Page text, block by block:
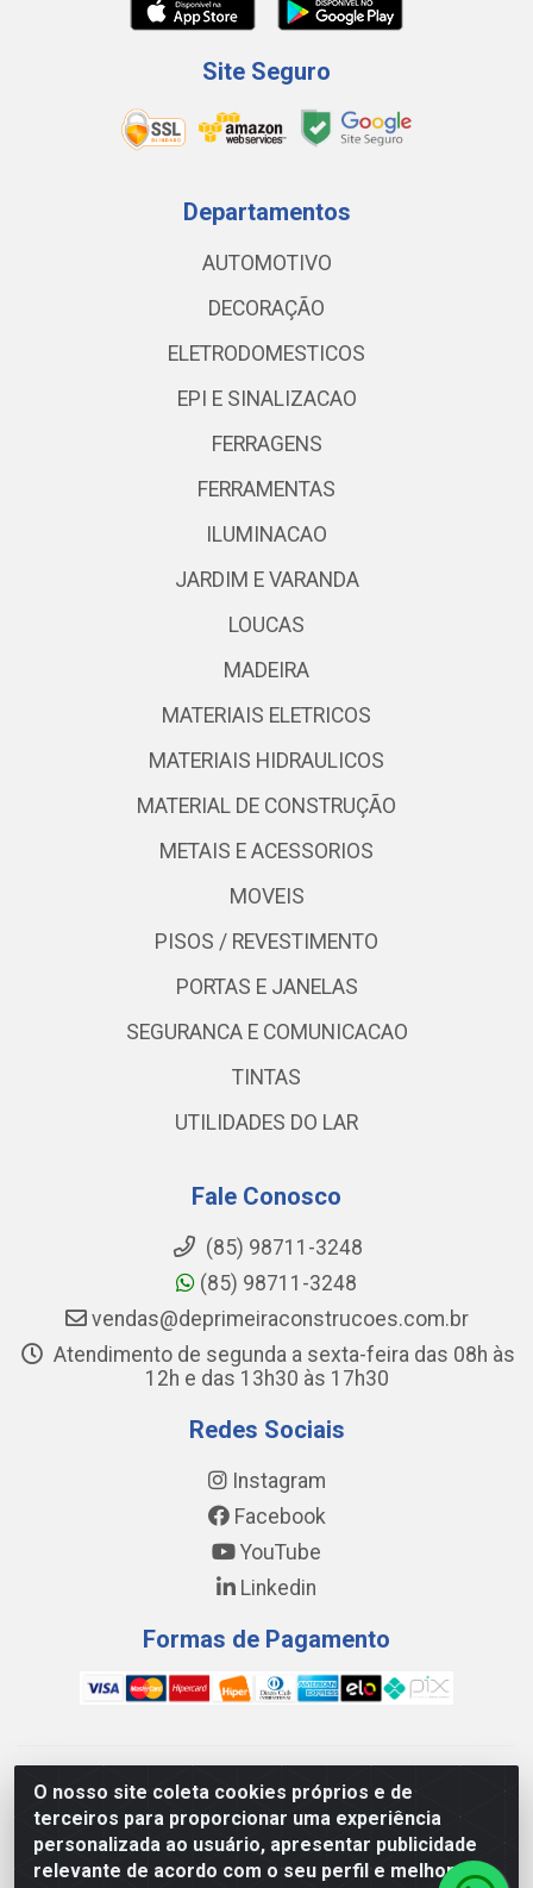
O nosso site coleta cookies próprios e de
terceiros para proporcionar uma experiência
personalizada ao usuário, apresentar publicidade
relevante de acordo com o seu perfil e melhorar a
Site Seguro
Departamentos
AUTOMOTIVO
DECORAÇÃO
ELETRODOMESTICOS
EPI E SINALIZACAO
FERRAGENS
FERRAMENTAS
ILUMINACAO
JARDIM E VARANDA
LOUCAS
MADEIRA
MATERIAIS ELETRICOS
MATERIAIS HIDRAULICOS
MATERIAL DE CONSTRUÇÃO
METAIS E ACESSORIOS
MOVEIS
PISOS / REVESTIMENTO
PORTAS E JANELAS
SEGURANCA E COMUNICACAO
TINTAS
UTILIDADES DO LAR
Fale Conosco
(85) 98711-3248
(85) 98711-3248
vendas@deprimeiraconstrucoes.com.br
Atendimento de segunda a sexta-feira das 08h às
12h e das 13h30 às 17h30
Redes Sociais
Instagram
Facebook
YouTube
Linkedin
Formas de Pagamento
WING DISTRIBUIDORA COMÉRCIO E LOGÍSTICA DE MATERIAL
DE CONSTRUÇÕES LTDA - AV. DA INTEGRAÇÃO, 790 -
PATRÍCIA GOMES, CAUCAIA/CE - CEP 61.604-505 - CNPJ
17.523.384/0001-20